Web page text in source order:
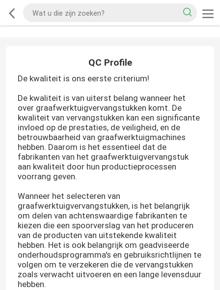
QC Profile
De kwaliteit is ons eerste criterium!
De kwaliteit is van uiterst belang wanneer het
over graafwerktuigvervangstukken komt. De
kwaliteit van vervangstukken kan een significante
invloed op de prestaties, de veiligheid, en de
betrouwbaarheid van graafwerktuigmachines
hebben. Daarom is het essentieel dat de
fabrikanten van het graafwerktuigvervangstuk
aan kwaliteit door hun productieprocessen
voorrang geven.
Wanneer het selecteren van
graafwerktuigvervangstukken, is het belangrijk
om delen van achtenswaardige fabrikanten te
kiezen die een spoorverslag van het produceren
van de producten van uitstekende kwaliteit
hebben. Het is ook belangrijk om geadviseerde
onderhoudsprogramma's en gebruiksrichtlijnen te
volgen om te verzekeren die de vervangstukken
zoals verwacht uitvoeren en een lange levensduur
hebben.